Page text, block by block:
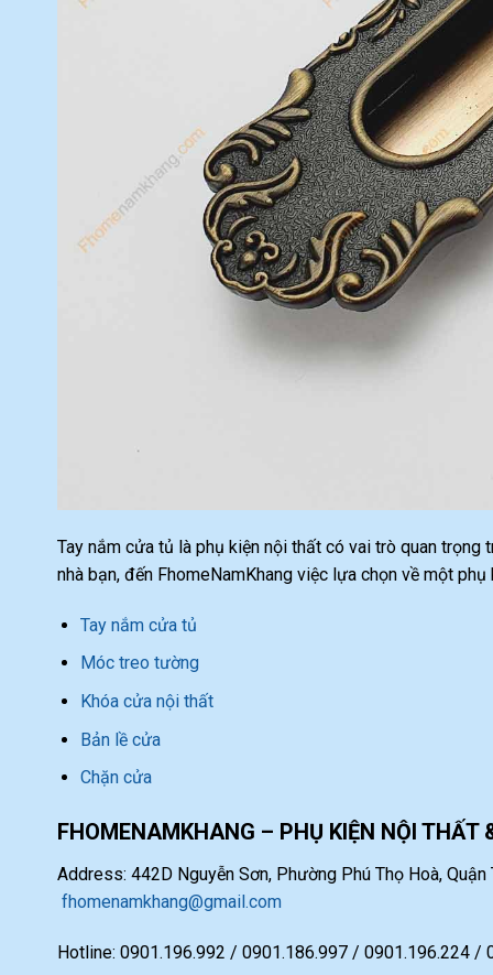
Tay nắm cửa tủ là phụ kiện nội thất có vai trò quan
nhà bạn, đến FhomeNamKhang việc lựa chọn về một
Tay nắm cửa tủ
Móc treo tường
Khóa cửa nội thất
Bản lề cửa
Chặn cửa
FHOMENAMKHANG – PHỤ KIỆN NỘI THẤT
Address: 442D Nguyễn Sơn, Phường Phú Thọ Hoà, Quận
fhomenamkhang@gmail.com
Hotline: 0901.196.992 / 0901.186.997 / 0901.196.224 /